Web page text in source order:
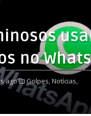
no
ago Golpes,Notícias,